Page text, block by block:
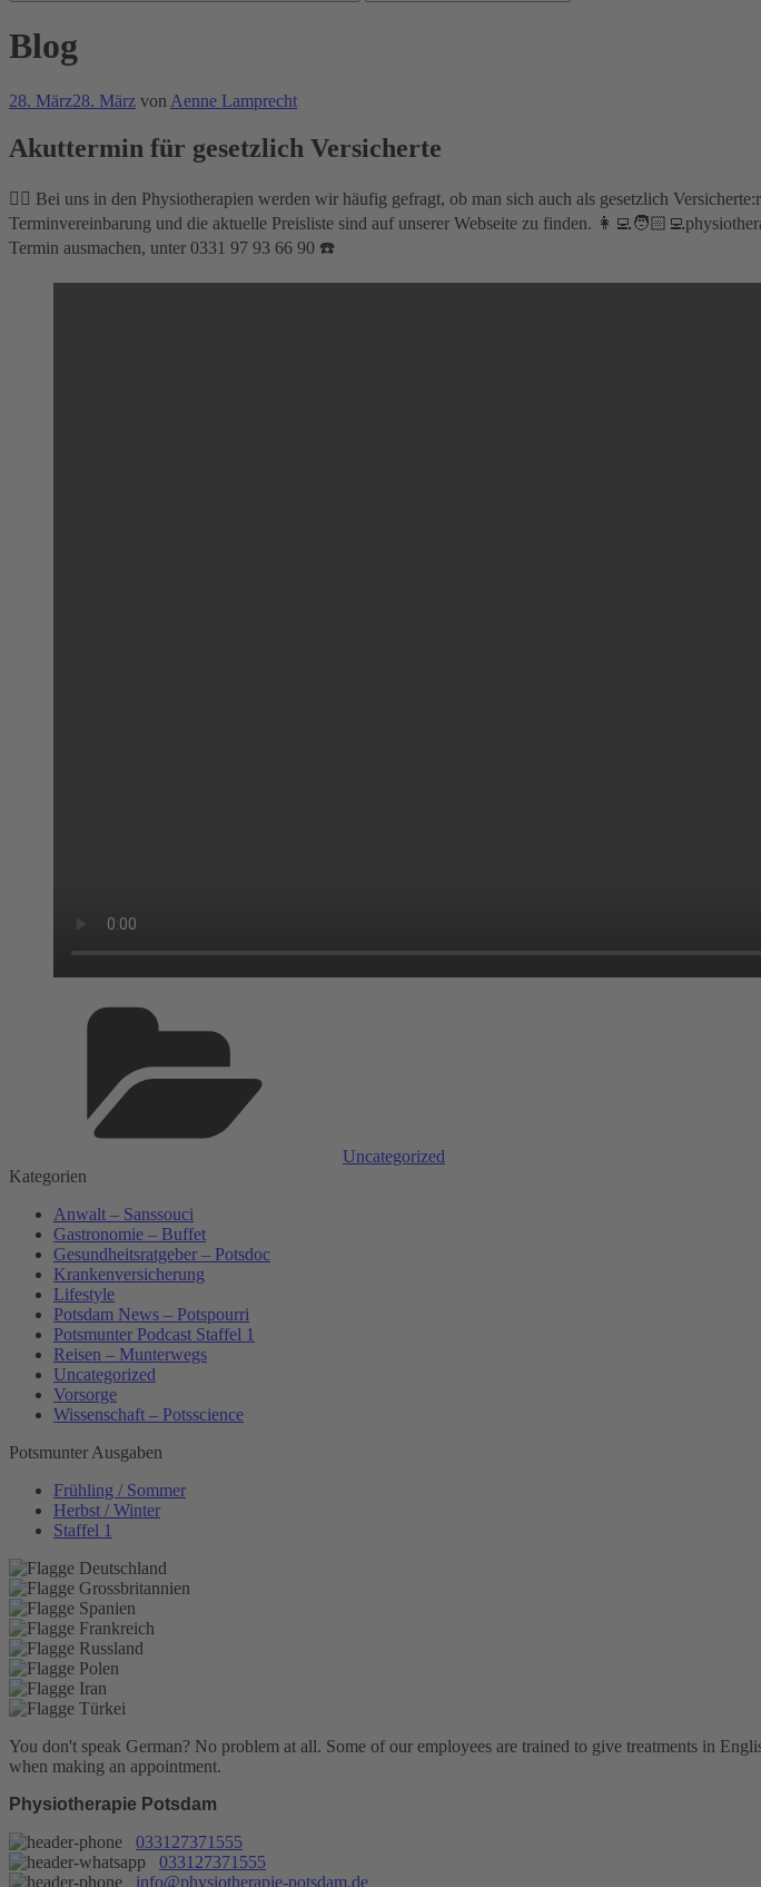
Blog
Veröffentlicht
28. März28. März von Aenne Lamprecht
Akuttermin für gesetzlich Versicherte
👉🏼 Bei uns in den Physiotherapien werden wir häufig gefragt, ob man sich auch als gesetzlich
Terminvereinbarung und die aktuelle Preisliste sind auf unserer Webseite zu finden.
Termin ausmachen, unter 0331 97 93 66 90 ☎️
Uncategorized
Kategorien
Anwalt – Sanssouci
Gastronomie – Buffet
Gesundheitsratgeber – Potsdoc
Krankenversicherung
Lifestyle
Potsdam News – Potspourri
Potsmunter Podcast Staffel 1
Reisen – Munterwegs
Uncategorized
Vorsorge
Wissenschaft – Potsscience
Potsmunter Ausgaben
Frühling / Sommer
Herbst / Winter
Staffel 1
You don't speak German? No problem at all. Some of our employees are trained to give treatments in
when making an appointment.
Physiotherapie Potsdam
033127371555
033127371555
info@physiotherapie-potsdam.de